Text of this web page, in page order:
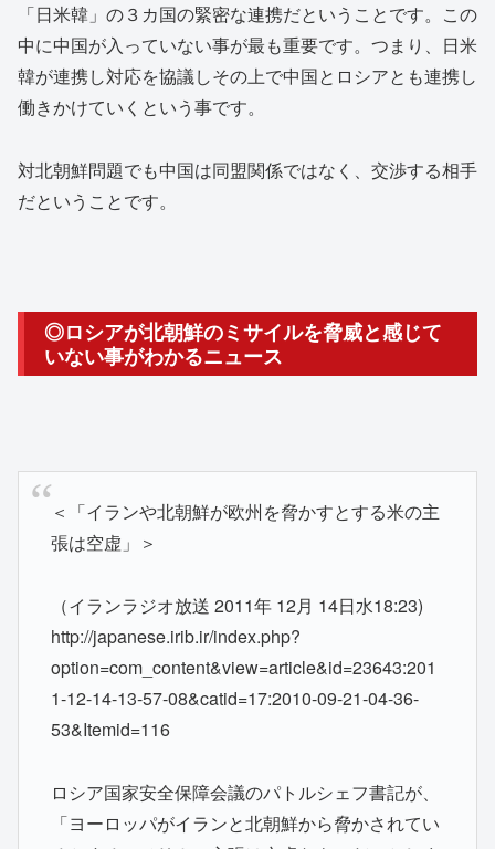
「日米韓」の３カ国の緊密な連携だということです。この
中に中国が入っていない事が最も重要です。つまり、日米
韓が連携し対応を協議しその上で中国とロシアとも連携し
働きかけていくという事です。
対北朝鮮問題でも中国は同盟関係ではなく、交渉する相手
だということです。
◎ロシアが北朝鮮のミサイルを脅威と感じて
いない事がわかるニュース
＜「イランや北朝鮮が欧州を脅かすとする米の主
張は空虚」＞
（イランラジオ放送 2011年 12月 14日水18:23)
http://japanese.irib.ir/index.php?
option=com_content&view=article&id=23643:201
1-12-14-13-57-08&catid=17:2010-09-21-04-36-
53&Itemid=116
ロシア国家安全保障会議のパトルシェフ書記が、
「ヨーロッパがイランと北朝鮮から脅かされてい